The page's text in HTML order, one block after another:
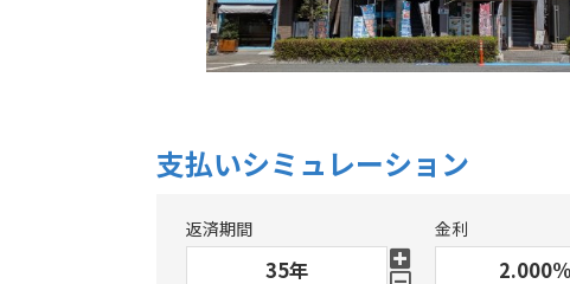
支払いシミュレーション
返済期間 金利